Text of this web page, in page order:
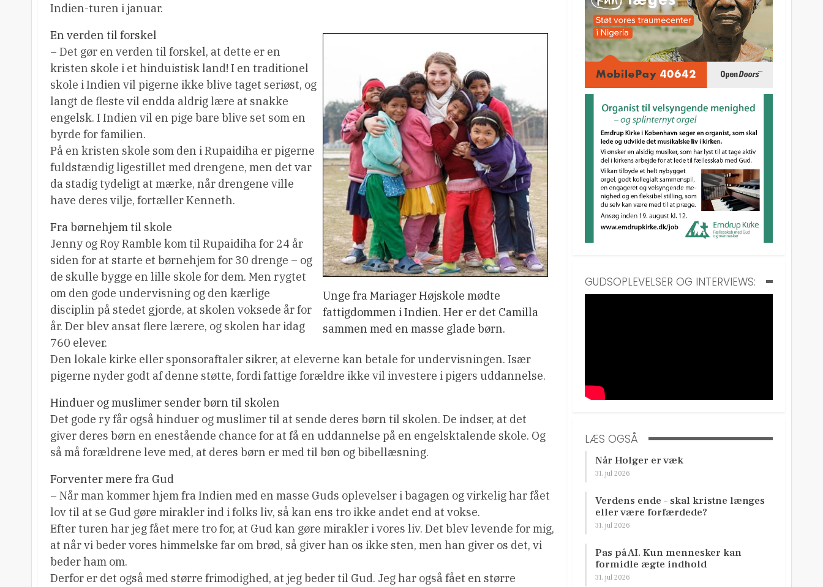
Indien-turen i januar.
Unge fra Mariager Højskole mødte
fattigdommen i Indien. Her er det Camilla
sammen med en masse glade børn.
En verden til forskel
– Det gør en verden til forskel, at dette er en
kristen skole i et hinduistisk land! I en traditionel
skole i Indien vil pigerne ikke blive taget seriøst, og
langt de fleste vil endda aldrig lære at snakke
engelsk. I Indien vil en pige bare blive set som en
byrde for familien.
På en kristen skole som den i Rupaidiha er pigerne
fuldstændig ligestillet med drengene, men det var
da stadig tydeligt at mærke, når drengene ville
have deres vilje, fortæller Kenneth.
Fra børnehjem til skole
Jenny og Roy Ramble kom til Rupaidiha for 24 år
siden for at starte et børnehjem for 30 drenge – og
de skulle bygge en lille skole for dem. Men rygtet
om den gode undervisning og den kærlige
disciplin på stedet gjorde, at skolen voksede år for
år. Der blev ansat flere lærere, og skolen har idag
760 elever.
Den lokale kirke eller sponsoraftaler sikrer, at eleverne kan betale for undervisningen. Især
pigerne nyder godt af denne støtte, fordi fattige forældre ikke vil investere i pigers uddannelse.
Hinduer og muslimer sender børn til skolen
Det gode ry får også hinduer og muslimer til at sende deres børn til skolen. De indser, at det
giver deres børn en enestående chance for at få en uddannelse på en engelsktalende skole. Og
så må forældrene leve med, at deres børn er med til bøn og bibellæsning.
Forventer mere fra Gud
– Når man kommer hjem fra Indien med en masse Guds oplevelser i bagagen og virkelig har fået
lov til at se Gud gøre mirakler ind i folks liv, så kan ens tro ikke andet end at vokse.
Efter turen har jeg fået mere tro for, at Gud kan gøre mirakler i vores liv. Det blev levende for mig,
at når vi beder vores himmelske far om brød, så giver han os ikke sten, men han giver os det, vi
beder ham om.
Derfor er det også med større frimodighed, at jeg beder til Gud. Jeg har også fået en større
GUDSOPLEVELSER OG INTERVIEWS:
LÆS OGSÅ
Når Holger er væk
31. jul 2026
Verdens ende – skal kristne længes
eller være forfærdede?
31. jul 2026
Pas på AI. Kun mennesker kan
formidle ægte indhold
31. jul 2026